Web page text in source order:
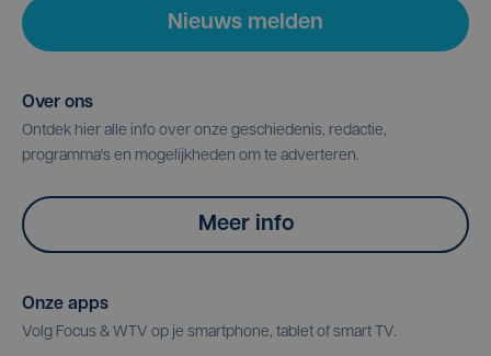
Nieuws melden
Over ons
Ontdek hier alle info over onze geschiedenis, redactie,
programma's en mogelijkheden om te adverteren.
Meer info
Onze apps
Volg Focus & WTV op je smartphone, tablet of smart TV.